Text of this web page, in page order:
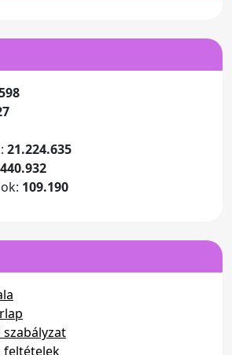
21.224.635
440.932
109.190
feltételek